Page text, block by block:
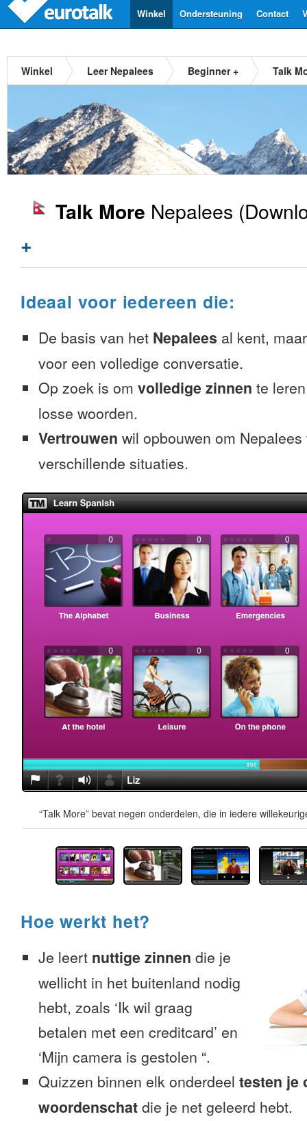
Contact
Ondersteuning
Winkel
Winkel Leer Nepalees Beginner + Talk
Talk More Nepalees
+
Ideaal voor iedereen die:
De basis van het Nepalees al kent,
voor een volledige conversatie.
Op zoek is om volledige zinnen te
losse woorden.
Vertrouwen wil opbouwen om
verschillende situaties.
“Talk More” bevat negen onderdelen, die in iedere
Hoe werkt het?
Je leert nuttige zinnen die je
wellicht in het buitenland nodig
hebt, zoals ‘Ik wil graag
betalen met een creditcard’ en
‘Mijn camera is gestolen “.
Quizzen binnen elk onderdeel testen je
woordenschat die je net geleerd hebt.